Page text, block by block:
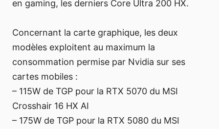
en gaming, les derniers Core Ultra 200 HX.
Concernant la carte graphique, les deux
modèles exploitent au maximum la
consommation permise par Nvidia sur ses
cartes mobiles :
– 115W de TGP pour la RTX 5070 du MSI
Crosshair 16 HX AI
– 175W de TGP pour la RTX 5080 du MSI